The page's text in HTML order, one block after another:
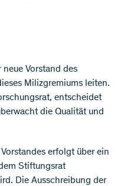
Vorstand des
Milizgremiums leiten.
entscheidet
die Qualität und
erfolgt über ein
Stiftungsrat
Die Ausschreibung der